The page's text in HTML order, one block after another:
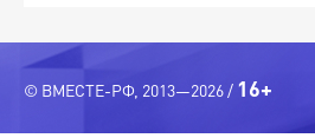
© ВМЕСТЕ-РФ, 2013—2026 / 16+